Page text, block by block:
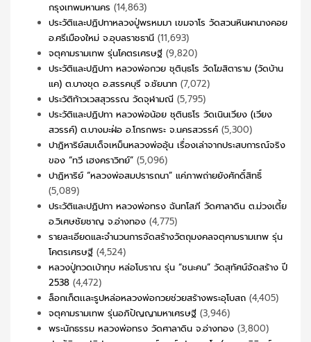
กรุงเทพมหานคร (14,863)
ประวัติและปฏิปทาหลวงปู่พรหมมา เขมจาโร วัดสวนหินผานางคอย
อ.ศรีเมืองใหม่ จ.อุบลราชธานี (11,693)
จตุคามรามเทพ รุ่นโคตรเศรษฐี (9,820)
ประวัติและปฏิปทา หลวงพ่อกวย ชุตินฺธโร วัดโฆสิตาราม (วัดบ้าน
แค) ต.บางขุด อ.สรรคบุรี จ.ชัยนาท (7,072)
ประวัติท้าวเวสสุวรรณ วัดจุฬามณี (5,795)
ประวัติและปฏิปทา หลวงพ่อน้อย ชุตินธโร วัดเนินเวียง (เวียง
สวรรค์) ต.บางมะฝ่อ อ.โกรกพระ จ.นครสวรรค์ (5,300)
ปาฏิหาริย์สมเด็จเหม็นหลวงพ่ออุ้น เรื่องเล่าจากประสบการณ์จริง
ของ “ทวี เฮงคราวิทย์” (5,096)
ปาฏิหาริย์ “หลวงพ่อสมปรารถนา” แค่ภาพถ่ายยังศักดิ์สิทธิ์
(5,089)
ประวัติและปฏิปทา หลวงพ่อทรง ฉันทโสภี วัดศาลาดิน ต.ม่วงเตี้ย
อ.วิเศษชัยชาญ จ.อ่างทอง (4,775)
รายละเอียดและจำนวนการจัดสร้างวัตถุมงคลจตุคามรามเทพ รุ่น
โคตรเศรษฐี (4,524)
หลวงปู่ทวดเบ้าทุบ หล่อโบราณ รุ่น “ชนะคน” วัดสุทัศน์จัดสร้าง ปี
2538 (4,472)
ล็อกเก็ตเเละรูปหล่อหลวงพ่อกวยช่วยสร้างพระอุโบสถ (4,405)
จตุคามรามเทพ รุ่นอภิปัญญามหาเศรษฐี (3,946)
พระนักธรรม หลวงพ่อทรง วัดศาลาดิน จ.อ่างทอง (3,800)